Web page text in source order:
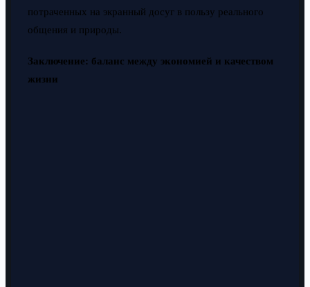
потраченных на экранный досуг в пользу реального
общения и природы.
Заключение: баланс между экономией и качеством
жизни